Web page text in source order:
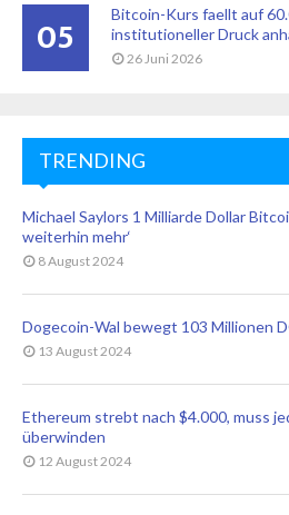
05
Bitcoin-Kurs faellt auf
institutioneller Druck
26 Juni 2026
TRENDING
Michael Saylors 1 Milliarde Dollar
weiterhin mehr‘
8 August 2024
Dogecoin-Wal bewegt 103 Millionen
13 August 2024
Ethereum strebt nach $4.000, muss
überwinden
12 August 2024